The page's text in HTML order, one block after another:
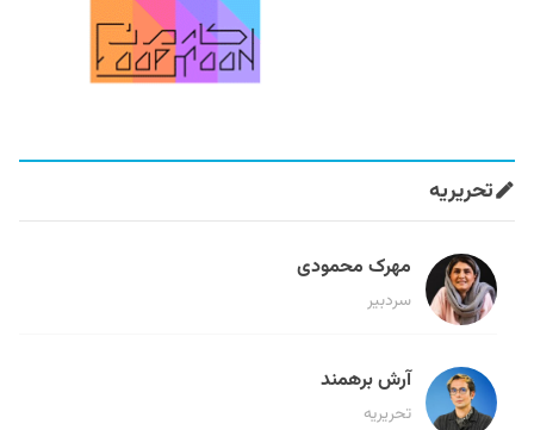
تحریریه
مهرک محمودی
سردبیر
آرش برهمند
تحریریه